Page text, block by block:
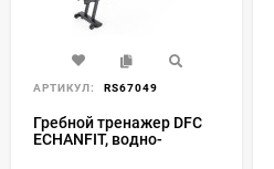
АРТИКУЛ: RS67049
Гребной тренажер DFC
ECHANFIT, водно-